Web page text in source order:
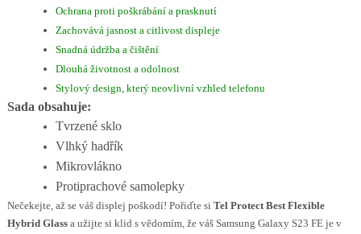
Ochrana proti poškrábání a prasknutí
Zachovává jasnost a citlivost displeje
Snadná údržba a čištění
Dlouhá životnost a odolnost
Stylový design, který neovlivní vzhled telefonu
Sada obsahuje:
Tvrzené sklo
Vlhký hadřík
Mikrovlákno
Protiprachové samolepky
Nečekejte, až se váš displej poškodí! Pořiďte si Tel Protect Best Flexible
Hybrid Glassa užijte si klid s vědomím, že váš Samsung Galaxy S23 FE je v